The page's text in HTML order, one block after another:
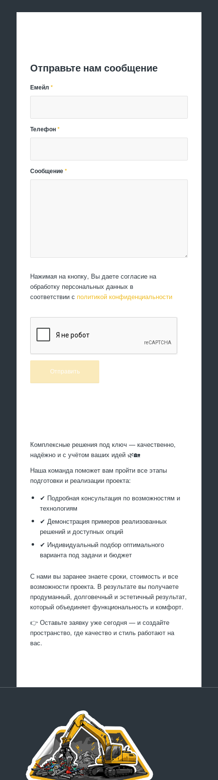
Отправьте нам сообщение
Емейл*
Телефон*
Сообщение*
Нажимая на кнопку, Вы даете согласие на
обработку персональных данных в
соответствии с политикой конфиденциальности
Комплексные решения под ключ — качественно,
надёжно и с учётом ваших идей 🌿🏡
Наша команда поможет вам пройти все этапы
подготовки и реализации проекта:
✔ Подробная консультация по возможностям и
технологиям
✔ Демонстрация примеров реализованных
решений и доступных опций
✔ Индивидуальный подбор оптимального
варианта под задачи и бюджет
С нами вы заранее знаете сроки, стоимость и все
возможности проекта. В результате вы получаете
продуманный, долговечный и эстетичный результат,
который объединяет функциональность и комфорт.
👉 Оставьте заявку уже сегодня — и создайте
пространство, где качество и стиль работают на
вас.